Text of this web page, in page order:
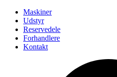
Maskiner
Udstyr
Reservedele
Forhandlere
Kontakt